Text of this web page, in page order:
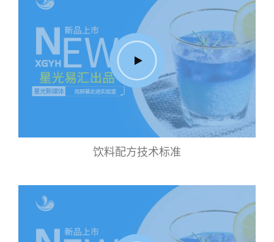
饮料配方技术标准